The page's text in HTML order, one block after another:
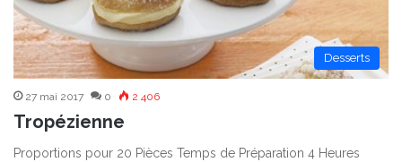
Desserts
27 mai 2017 0 2 406
Tropézienne
Proportions pour 20 Pièces Temps de Préparation 4 Heures